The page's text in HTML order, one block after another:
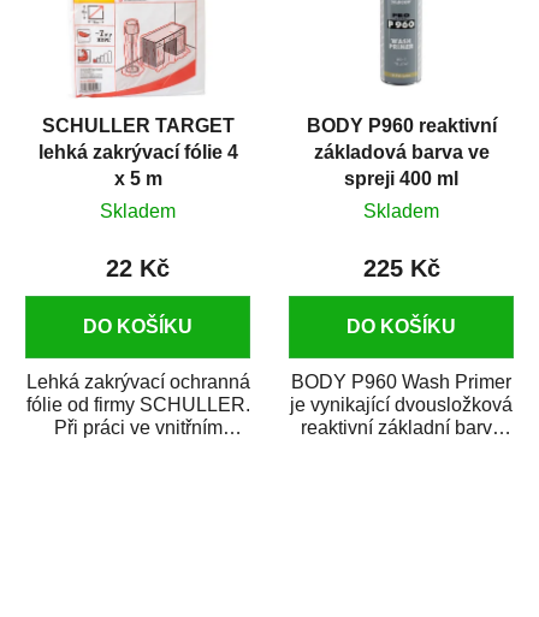
SCHULLER TARGET
lehká zakrývací fólie 4
x 5 m
Skladem
22 Kč
DO KOŠÍKU
Lehká zakrývací ochranná
fólie od firmy SCHULLER.
Při práci ve vnitřním
BODY P960 reaktivní
základová barva ve
spreji 400 ml
Skladem
225 Kč
DO KOŠÍKU
BODY P960 Wash Primer
je vynikající dvousložková
reaktivní základní barva